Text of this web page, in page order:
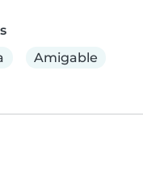
Amigable